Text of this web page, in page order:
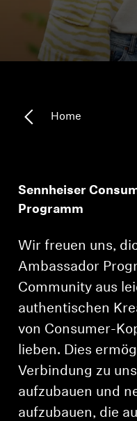
Kopfhörer-Ersatzteile
Hearing
Ressourcen zum
Soundbars
AMBEO entdecken
AMBEO Ersatzteile &
Home
Sennheiser
Programm
Wir freuen uns,
Ambassador
Community aus
authentischen
von Consumer-
lieben. Dies
Verbindung zu
aufzubauen und
aufzubauen, die